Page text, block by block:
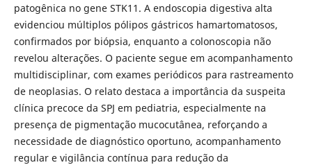
patogênica no gene STK11. A endoscopia digestiva alta
evidenciou múltiplos pólipos gástricos hamartomatosos,
confirmados por biópsia, enquanto a colonoscopia não
revelou alterações. O paciente segue em acompanhamento
multidisciplinar, com exames periódicos para rastreamento
de neoplasias. O relato destaca a importância da suspeita
clínica precoce da SPJ em pediatria, especialmente na
presença de pigmentação mucocutânea, reforçando a
necessidade de diagnóstico oportuno, acompanhamento
regular e vigilância contínua para redução da